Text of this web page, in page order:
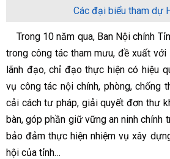
Các đại biểu tham dự
Trong 10 năm qua, Ban Nội chính
trong công tác tham mưu, đề xuất với
lãnh đạo, chỉ đạo thực hiện có hiệu
vụ công tác nội chính, phòng, chống
cải cách tư pháp, giải quyết đơn thư
bàn, góp phần giữ vững an ninh chính
bảo đảm thực hiện nhiệm vụ xây
hội của tỉnh…